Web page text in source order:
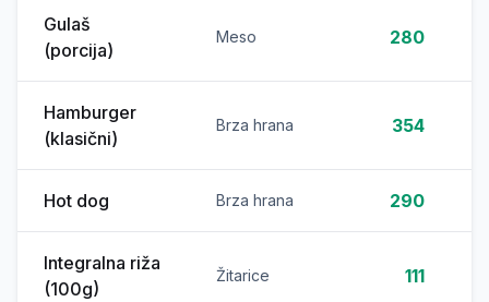
Gulaš
(porcija)
Meso 280
Hamburger
(klasični)
Brza hrana 354
Hot dog Brza hrana 290
Integralna riža
(100g)
Žitarice 111